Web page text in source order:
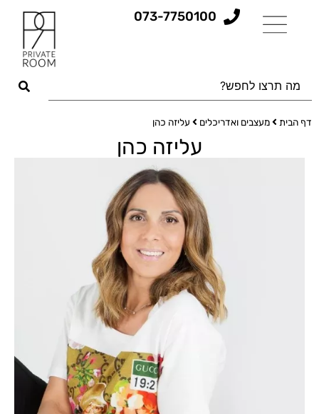
073-7750100
דף הבית מעצבים ואדריכלים עליזה כהן
עליזה כהן